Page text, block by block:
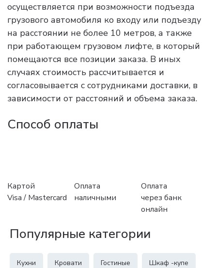
осуществляется при возможности подъезда
грузового автомобиля ко входу или подъезду
на расстоянии не более 10 метров, а также
при работающем грузовом лифте, в который
помещаются все позиции заказа. В иных
случаях стоимость рассчитывается и
согласовывается с сотрудниками доставки, в
зависимости от расстояний и объема заказа.
Способ оплаты
Картой
Visa / Mastercard
Оплата
наличными
Оплата
через банк
онлайн
Популярные категории
Кухни Кровати Гостиные Шкаф -купе